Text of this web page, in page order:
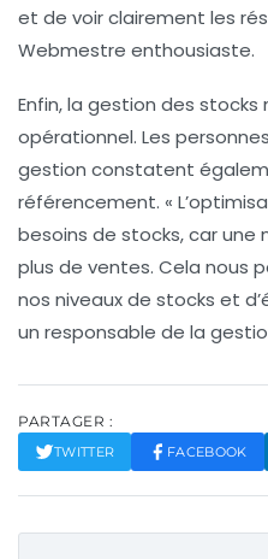
et de voir clairement les
Webmestre enthousiaste.
Enfin, la gestion des
opérationnel. Les
gestion constatent
référencement. «
besoins de stocks, car une
plus de ventes. Cela nous
nos niveaux de stocks et
un responsable de la
PARTAGER :
TWITTER FACEBOOK